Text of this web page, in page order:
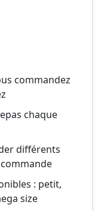
commandez
chaque
différents
: petit,
size